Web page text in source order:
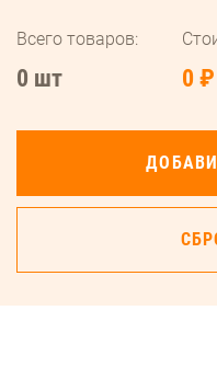
Всего товаров:
0 шт 0 ₽